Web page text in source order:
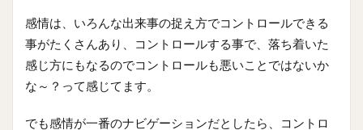
感情は、いろんな出来事の捉え方でコントロールできる
事がたくさんあり、コントロールする事で、落ち着いた
感じ方にもなるのでコントロールも悪いことではないか
な～？って感じてます。
でも感情が一番のナビゲーションだとしたら、コントロ